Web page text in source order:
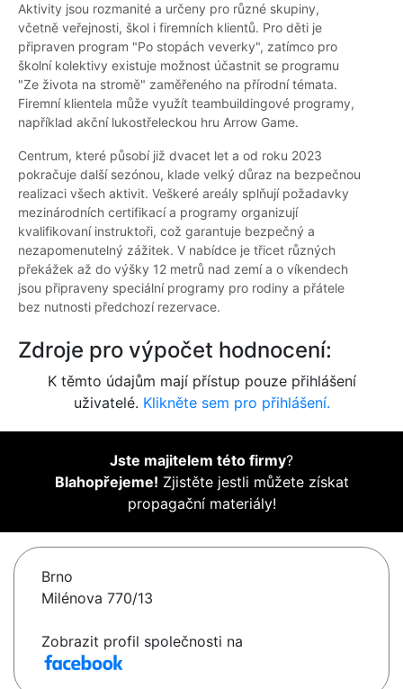
Aktivity jsou rozmanité a určeny pro různé skupiny,
včetně veřejnosti, škol i firemních klientů. Pro děti je
připraven program "Po stopách veverky", zatímco pro
školní kolektivy existuje možnost účastnit se programu
"Ze života na stromě" zaměřeného na přírodní témata.
Firemní klientela může využít teambuildingové programy,
například akční lukostřeleckou hru Arrow Game.
Centrum, které působí již dvacet let a od roku 2023
pokračuje další sezónou, klade velký důraz na bezpečnou
realizaci všech aktivit. Veškeré areály splňují požadavky
mezinárodních certifikací a programy organizují
kvalifikovaní instruktoři, což garantuje bezpečný a
nezapomenutelný zážitek. V nabídce je třicet různých
překážek až do výšky 12 metrů nad zemí a o víkendech
jsou připraveny speciální programy pro rodiny a přátele
bez nutnosti předchozí rezervace.
Zdroje pro výpočet hodnocení:
K těmto údajům mají přístup pouze přihlášení
uživatelé. Klikněte sem pro přihlášení.
Jste majitelem této firmy?
Blahopřejeme! Zjistěte jestli můžete získat
propagační materiály!
Brno
Milénova 770/13
Zobrazit profil společnosti na